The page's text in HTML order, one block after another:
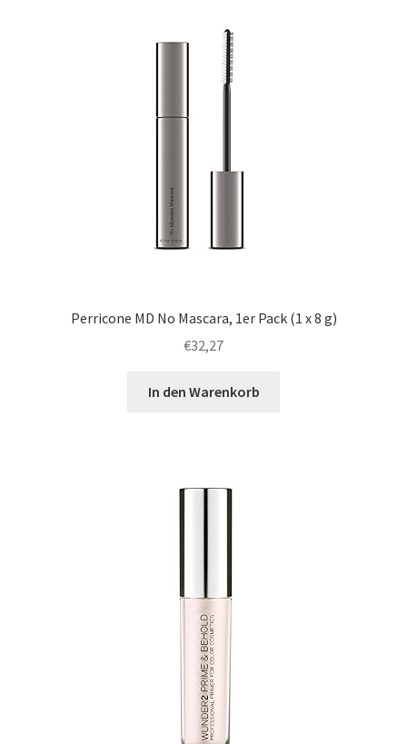
Perricone MD No Mascara, 1er Pack (1 x 8 g)
€32,27
In den Warenkorb